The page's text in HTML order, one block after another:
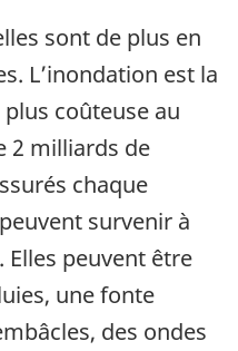
sont de plus en
L’inondation est la
coûteuse au
2 milliards de
chaque
survenir à
Elles peuvent être
une fonte
des ondes